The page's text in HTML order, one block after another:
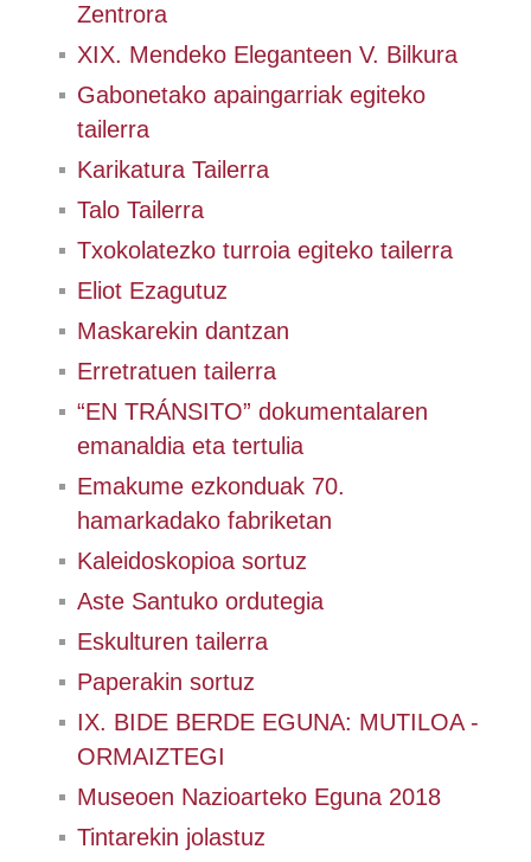
Zentrora
XIX. Mendeko Eleganteen V. Bilkura
Gabonetako apaingarriak egiteko
tailerra
Karikatura Tailerra
Talo Tailerra
Txokolatezko turroia egiteko tailerra
Eliot Ezagutuz
Maskarekin dantzan
Erretratuen tailerra
“EN TRÁNSITO” dokumentalaren
emanaldia eta tertulia
Emakume ezkonduak 70.
hamarkadako fabriketan
Kaleidoskopioa sortuz
Aste Santuko ordutegia
Eskulturen tailerra
Paperakin sortuz
IX. BIDE BERDE EGUNA: MUTILOA -
ORMAIZTEGI
Museoen Nazioarteko Eguna 2018
Tintarekin jolastuz